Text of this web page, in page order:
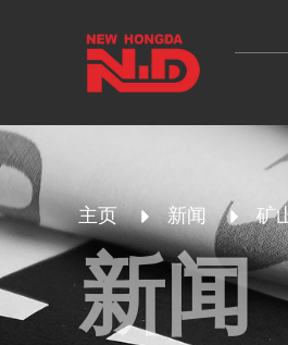
主页 新闻 矿
新闻